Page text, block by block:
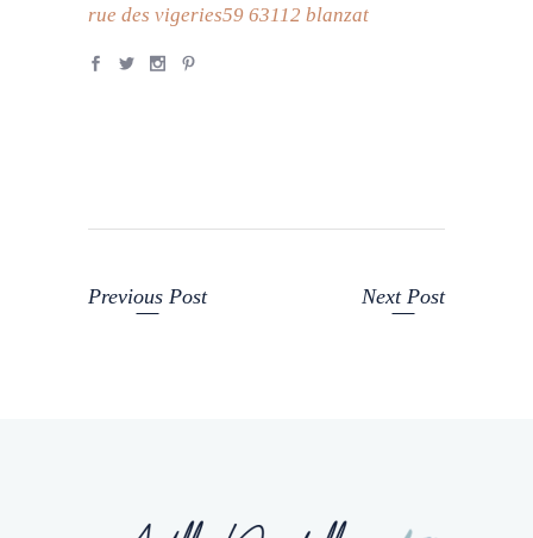
rue des vigeries59 63112 blanzat
Previous Post Next Post